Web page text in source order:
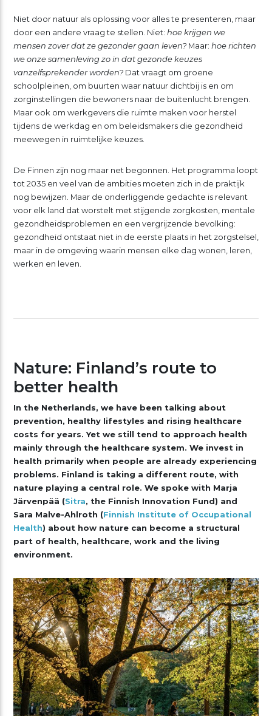
Niet door natuur als oplossing voor alles te presenteren, maar
door een andere vraag te stellen. Niet: hoe krijgen we
mensen zover dat ze gezonder gaan leven?Maar: hoe richten
we onze samenleving zo in dat gezonde keuzes
vanzelfsprekender worden? Dat vraagt om groene
schoolpleinen, om buurten waar natuur dichtbij is en om
zorginstellingen die bewoners naar de buitenlucht brengen.
Maar ook om werkgevers die ruimte maken voor herstel
tijdens de werkdag en om beleidsmakers die gezondheid
meewegen in ruimtelijke keuzes.
De Finnen zijn nog maar net begonnen. Het programma loopt
tot 2035 en veel van de ambities moeten zich in de praktijk
nog bewijzen. Maar de onderliggende gedachte is relevant
voor elk land dat worstelt met stijgende zorgkosten, mentale
gezondheidsproblemen en een vergrijzende bevolking:
gezondheid ontstaat niet in de eerste plaats in het zorgstelsel,
maar in de omgeving waarin mensen elke dag wonen, leren,
werken en leven.
Nature: Finland’s route to
better health
In the Netherlands, we have been talking about
prevention, healthy lifestyles and rising healthcare
costs for years. Yet we still tend to approach health
mainly through the healthcare system. We invest in
health primarily when people are already experiencing
problems. Finland is taking a different route, with
nature playing a central role. We spoke with Marja
Järvenpää (Sitra, the Finnish Innovation Fund) and
Sara Malve-Ahlroth (Finnish Institute of Occupational
Health) about how nature can become a structural
part of health, healthcare, work and the living
environment.